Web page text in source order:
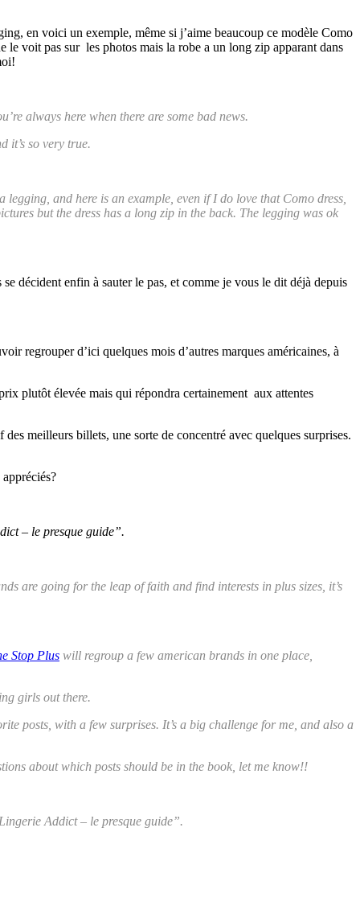
en voici un exemple, même si j’aime beaucoup ce modèle Como
le voit pas sur les photos mais la robe a un long zip apparant dans
always here when there are some bad news.
it’s so very true.
and here is an example, even if I do love that Como dress,
but the dress has a long zip in the back. The legging was ok
décident enfin à sauter le pas, et comme je vous le dit déjà depuis
regrouper d’ici quelques mois d’autres marques américaines, à
plutôt élevée mais qui répondra certainement aux attentes
des meilleurs billets, une sorte de concentré avec quelques surprises.
– le presque guide”.
are going for the leap of faith and find interests in plus sizes, it’s
Stop Plus will regroup a few american brands in one place,
girls out there.
posts, with a few surprises. It’s a big challenge for me, and also a
about which posts should be in the book, let me know!!
Addict – le presque guide”.